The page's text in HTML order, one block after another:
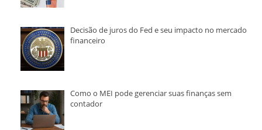
Decisão de juros do Fed e seu impacto no mercado
financeiro
Como o MEI pode gerenciar suas finanças sem
contador